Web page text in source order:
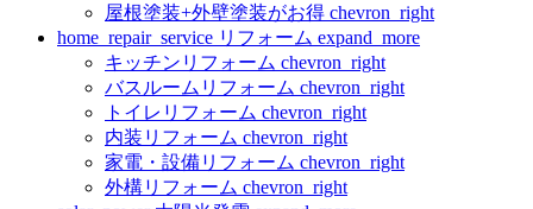
屋根塗装+外壁塗装がお得 chevron_right
home_repair_service リフォーム expand_more
キッチンリフォーム chevron_right
バスルームリフォーム chevron_right
トイレリフォーム chevron_right
内装リフォーム chevron_right
家電・設備リフォーム chevron_right
外構リフォーム chevron_right